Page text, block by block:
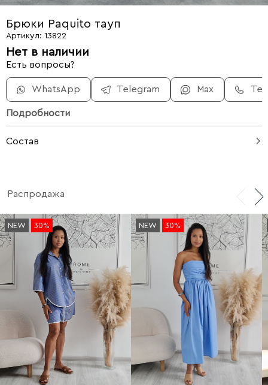
Брюки Paquito тауп
Артикул: 13822
Нет в наличии
Есть вопросы?
WhatsApp Telegram Max
Подробности
Состав
Распродажа
NEW 30% NEW 30%